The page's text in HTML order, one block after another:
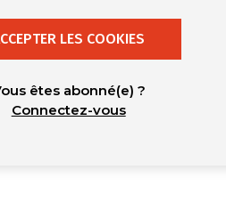
LES COOKIES
êtes abonné(e) ?
Connectez-vous